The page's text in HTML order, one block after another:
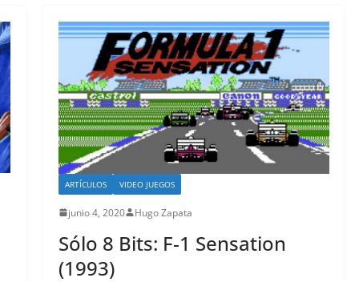
ARTÍCULOS VIDEO JUEGOS
junio 4, 2020 Hugo Zapata
Sólo 8 Bits: F-1 Sensation
(1993)